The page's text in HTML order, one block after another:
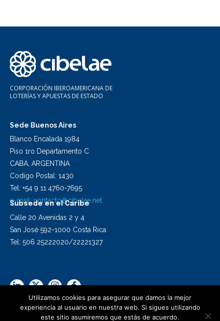
CORPORACIÓN IBEROAMERICANA DE
LOTERÍAS Y APUESTAS DE ESTADO
Sede Buenos Aires
Blanco Encalada 1984
Piso 1ro Departamento C
CABA, ARGENTINA
Codigo Postal: 1430
Tel: +54 9 11 4760-7695
e-mail: contacto@cibelae.net
Subsede en el Caribe
Calle 20 Avenidas 2 y 4
San José 592-1000 Costa Rica
Tel: 506 25222020/22221327
Utilizamos cookies para asegurar que damos la mejor
experiencia al usuario en nuestra web. Si sigues utilizando
este sitio asumiremos que estás de acuerdo.